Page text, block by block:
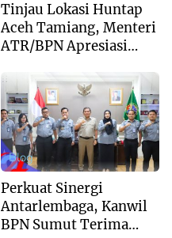
Tinjau Lokasi Huntap
Aceh Tamiang, Menteri
ATR/BPN Apresiasi
Buddha Tzu Chi dan
Aguan
Blog
Perkuat Sinergi
Antarlembaga, Kanwil
BPN Sumut Terima